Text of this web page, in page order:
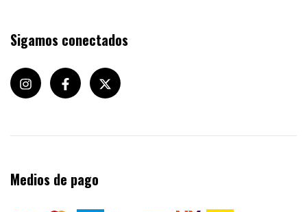
Sigamos conectados
Medios de pago